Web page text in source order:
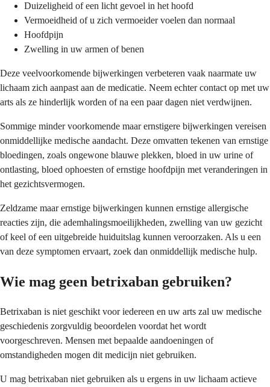
Duizeligheid of een licht gevoel in het hoofd
Vermoeidheid of u zich vermoeider voelen dan normaal
Hoofdpijn
Zwelling in uw armen of benen
Deze veelvoorkomende bijwerkingen verbeteren vaak naarmate uw
lichaam zich aanpast aan de medicatie. Neem echter contact op met uw
arts als ze hinderlijk worden of na een paar dagen niet verdwijnen.
Sommige minder voorkomende maar ernstigere bijwerkingen vereisen
onmiddellijke medische aandacht. Deze omvatten tekenen van ernstige
bloedingen, zoals ongewone blauwe plekken, bloed in uw urine of
ontlasting, bloed ophoesten of ernstige hoofdpijn met veranderingen in
het gezichtsvermogen.
Zeldzame maar ernstige bijwerkingen kunnen ernstige allergische
reacties zijn, die ademhalingsmoeilijkheden, zwelling van uw gezicht
of keel of een uitgebreide huiduitslag kunnen veroorzaken. Als u een
van deze symptomen ervaart, zoek dan onmiddellijk medische hulp.
Wie mag geen betrixaban gebruiken?
Betrixaban is niet geschikt voor iedereen en uw arts zal uw medische
geschiedenis zorgvuldig beoordelen voordat het wordt
voorgeschreven. Mensen met bepaalde aandoeningen of
omstandigheden mogen dit medicijn niet gebruiken.
U mag betrixaban niet gebruiken als u ergens in uw lichaam actieve